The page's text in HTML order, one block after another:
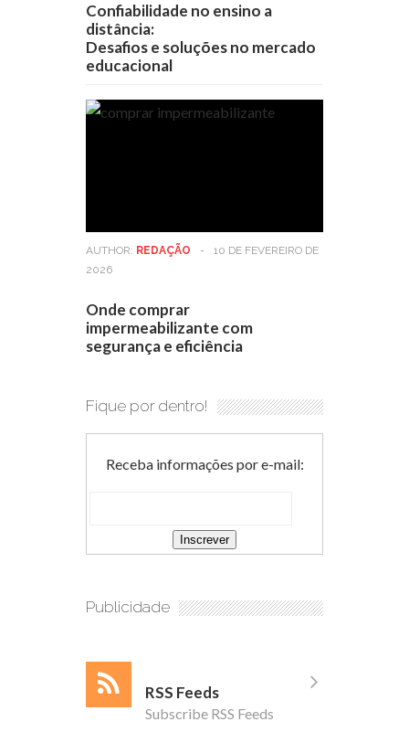
Confiabilidade no ensino a
distância:
Desafios e soluções no mercado
educacional
AUTHOR: REDAÇÃO -
10 DE FEVEREIRO DE
2026
Onde comprar
impermeabilizante com
segurança e eficiência
Fique por dentro!
Receba informações por e-mail:
Publicidade
RSS Feeds
Subscribe RSS Feeds